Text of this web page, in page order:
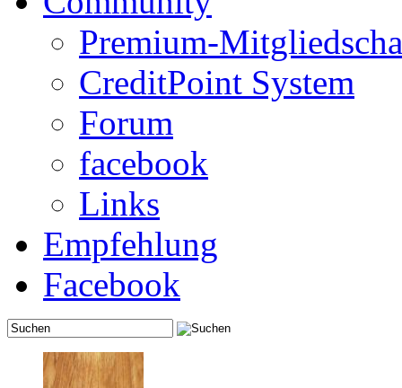
Premium-
CreditPoint System
Forum
facebook
Links
Empfehlung
Facebook